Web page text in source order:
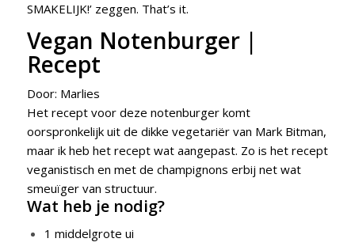
SMAKELIJK!’ zeggen. That’s it.
Vegan Notenburger |
Recept
Door: Marlies
Het recept voor deze notenburger komt
oorspronkelijk uit de dikke vegetariër van Mark Bitman,
maar ik heb het recept wat aangepast. Zo is het recept
veganistisch en met de champignons erbij net wat
smeuïger van structuur.
Wat heb je nodig?
1 middelgrote ui